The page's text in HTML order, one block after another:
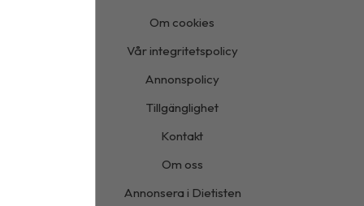
Om cookies
Vår integritetspolicy
Annonspolicy
Tillgänglighet
Kontakt
Om oss
Annonsera i Dietisten